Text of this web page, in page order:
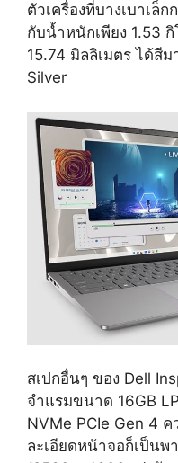
ตัวเครื่องที่บางเบาเล็
กับน้ำหนักเพียง 1.53
15.74 มิลลิเมตร ได้สี
Silver
สเปกอื่นๆ ของ Dell
จำแรมขนาด 16GB
NVMe PCIe Gen 4
ละเอียดหน้าจอก็เป็นพ